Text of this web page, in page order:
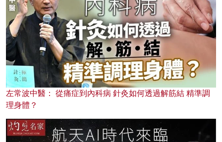
左常波中醫： 從痛症到內科病 針灸如何透過解筋結 精準調
理身體？